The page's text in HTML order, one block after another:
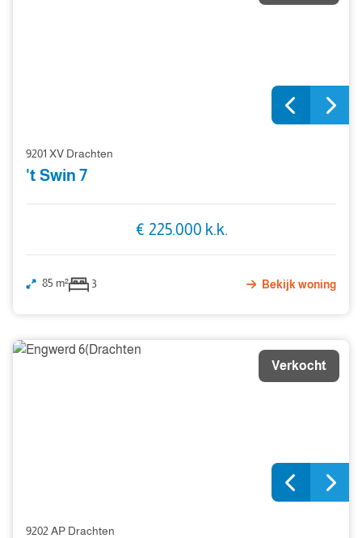
9201 XV Drachten
't Swin 7
€ 225.000 k.k.
85 m² 3 Bekijk woning
Verkocht
9202 AP Drachten